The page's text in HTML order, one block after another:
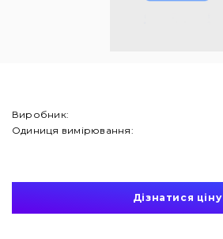
Виробник:
Одиниця вимірювання:
Дізнатися ціну